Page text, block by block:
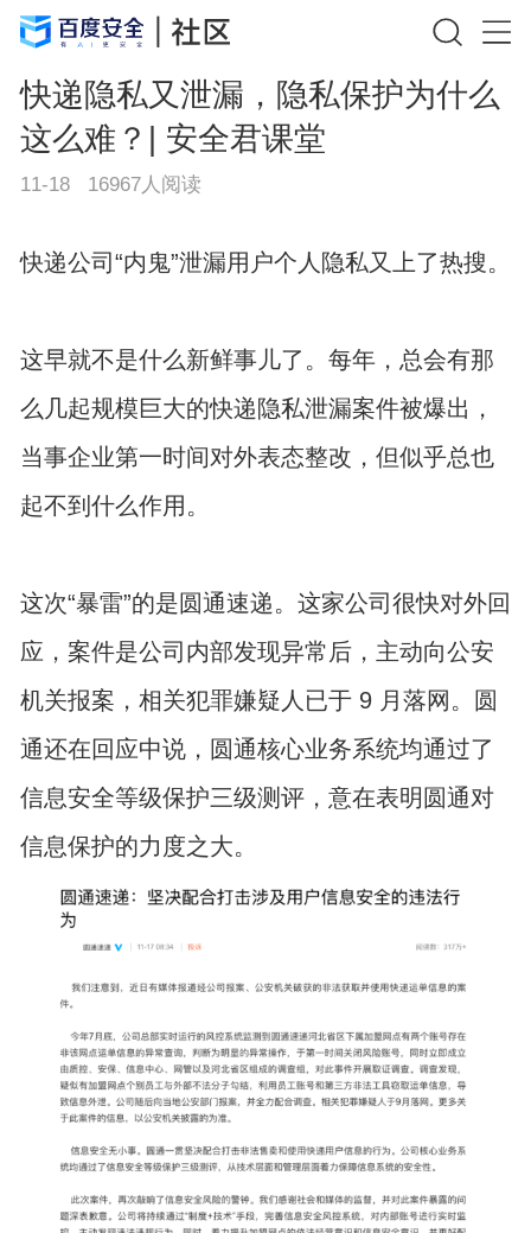
快递隐私又泄漏，隐私保护为什么
这么难？| 安全君课堂
11-18 16967人阅读
快递公司“内鬼”泄漏用户个人隐私又上了热搜。
这早就不是什么新鲜事儿了。每年，总会有那
么几起规模巨大的快递隐私泄漏案件被爆出，
当事企业第一时间对外表态整改，但似乎总也
起不到什么作用。
这次“暴雷”的是圆通速递。这家公司很快对外回
应，案件是公司内部发现异常后，主动向公安
机关报案，相关犯罪嫌疑人已于 9 月落网。圆
通还在回应中说，圆通核心业务系统均通过了
信息安全等级保护三级测评，意在表明圆通对
信息保护的力度之大。